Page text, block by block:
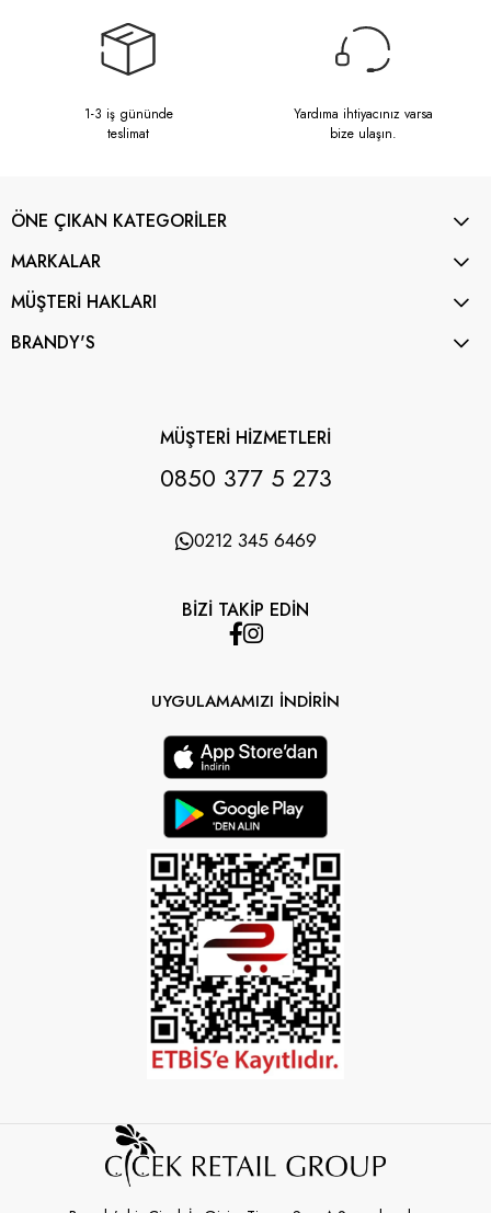
1-3 iş gününde
teslimat
Yardıma ihtiyacınız varsa
bize ulaşın.
ÖNE ÇIKAN KATEGORİLER
MARKALAR
MÜŞTERİ HAKLARI
BRANDY'S
MÜŞTERİ HİZMETLERİ
0850 377 5 273
0212 345 6469
BİZİ TAKİP EDİN
UYGULAMAMIZI İNDİRİN